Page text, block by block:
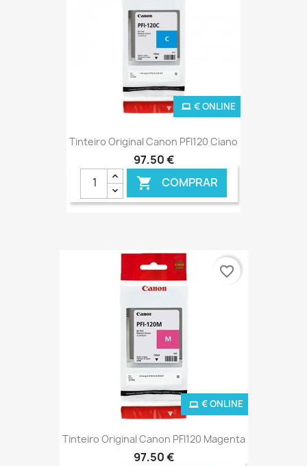
Tinteiro Original Canon PFI120 Ciano
97,50 €
 COMPRAR
€ ONLINE
Tinteiro Original Canon PFI120 Magenta
97,50 €
€ ONLINE
favorite_border